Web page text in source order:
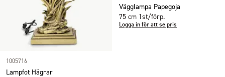
1005716
Lampfot Hägrar
Vägglampa Papegoja
75 cm 1st/förp.
Logga in för att se pris